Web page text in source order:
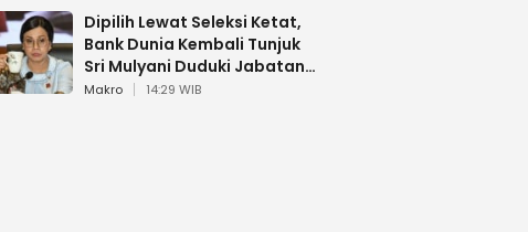
Dipilih Lewat Seleksi Ketat,
Bank Dunia Kembali Tunjuk
Sri Mulyani Duduki Jabatan
Strategis
Makro 14:29 WIB